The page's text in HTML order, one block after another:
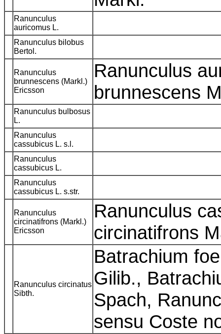
Ranunculus
auricomus L.
Ranunculus bilobus
Bertol.
Ranunculus
brunnescens (Markl.)
Ericsson
Ranunculus
brunnescens
Ranunculus bulbosus
L.
Ranunculus
cassubicus L. s.l.
Ranunculus
cassubicus L.
Ranunculus
cassubicus L. s.str.
Ranunculus
circinatifrons (Markl.)
Ericsson
Ranunculus
circinatifrons
Ranunculus circinatus
Sibth.
Batrachium
Gilib.,
Spach,
sensu Coste